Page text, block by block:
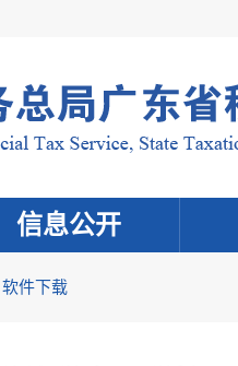
信息公开
软件下载